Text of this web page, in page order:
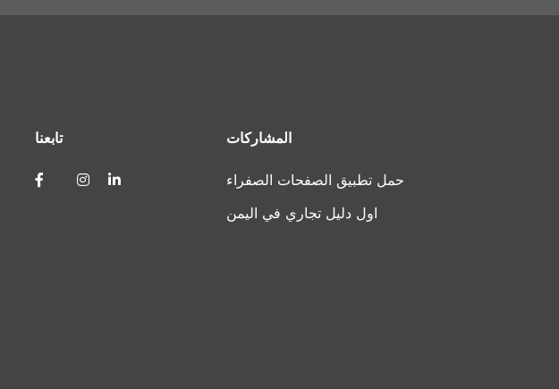
تابعنا المشاركات
حمل تطبيق الصفحات الصفراء
اول دليل تجاري في اليمن